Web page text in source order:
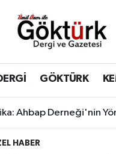
GÖKTÜRK
Ahbap Derneği'nin
HABER
Hava Durumu
Trafik Yoğunluk
Puan Durumu ve Fikstür